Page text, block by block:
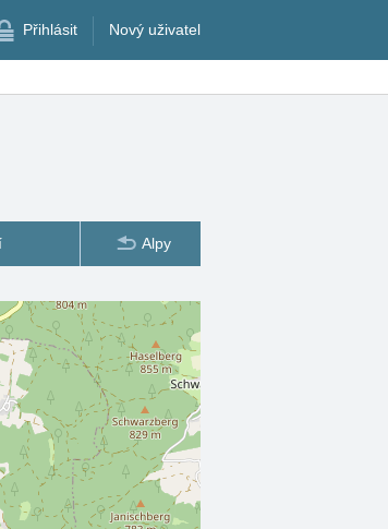
Přihlásit Nový uživatel
Alpy